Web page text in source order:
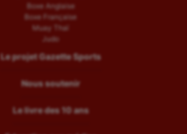
Boxe Anglaise
Boxe Française
Muay Thaï
Judo
Le projet Gazette Sports
Nous soutenir
Le livre des 10 ans